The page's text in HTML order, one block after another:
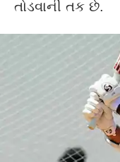
તોડવાની તક છે.